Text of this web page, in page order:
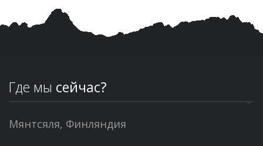
Где мы сейчас?
Мянтсяля, Финляндия